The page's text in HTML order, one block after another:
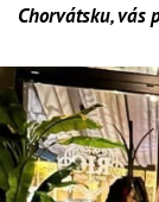
Chorvátsku, vás